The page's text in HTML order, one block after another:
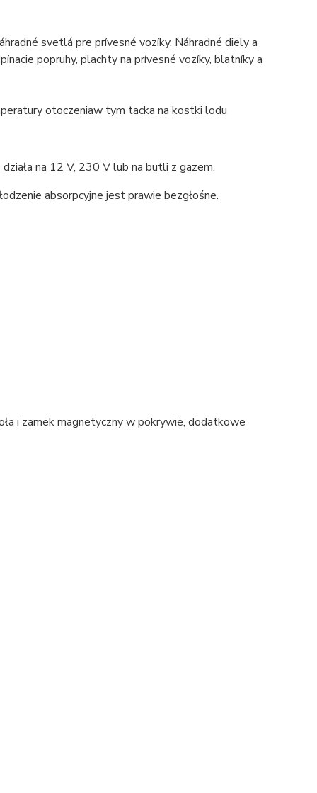
svetlá pre prívesné vozíky. Náhradné diely a
popruhy, plachty na prívesné vozíky, blatníky a
otoczeniaw tym tacka na kostki lodu
na 12 V, 230 V lub na butli z gazem.
absorpcyjne jest prawie bezgłośne.
i zamek magnetyczny w pokrywie, dodatkowe